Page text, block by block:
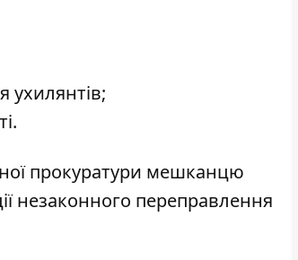
ухилянтів;
прокуратури мешканцю
незаконного переправлення